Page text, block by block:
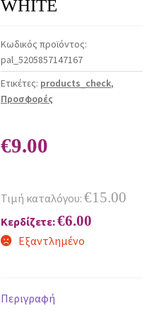
WHITE
Κωδικός προϊόντος:
pal_5205857147167
Ετικέτες: products_check,
Προσφορές
€9.00
Τιμή καταλόγου: €15.00
Κερδίζετε:€6.00
Εξαντλημένο
Περιγραφή